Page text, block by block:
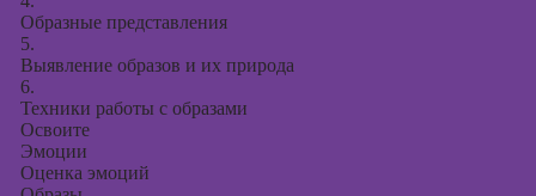
Образные представления
5.
Выявление образов и их природа
6.
Техники работы с образами
Освоите
Эмоции
Оценка эмоций